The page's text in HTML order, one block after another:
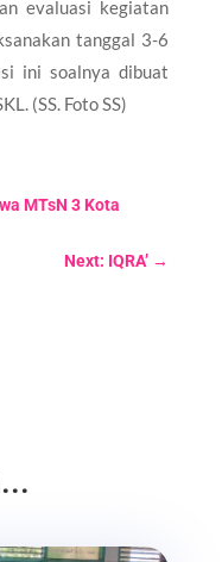
evaluasi kegiatan
tanggal 3-6
ini soalnya dibuat
(SS. Foto SS)
MTsN 3 Kota
Next: IQRA’ →